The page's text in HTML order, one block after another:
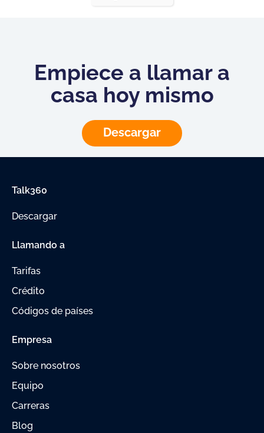
Empiece a llamar a
casa hoy mismo
Descargar
Talk360
Descargar
Llamando a
Tarifas
Crédito
Códigos de países
Empresa
Sobre nosotros
Equipo
Carreras
Blog